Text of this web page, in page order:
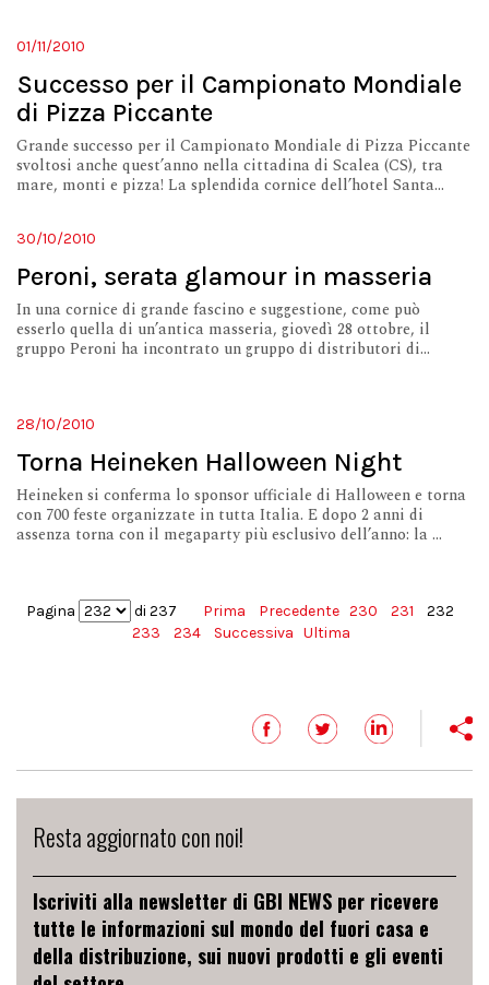
01/11/2010
Successo per il Campionato Mondiale
di Pizza Piccante
Grande successo per il Campionato Mondiale di Pizza Piccante
svoltosi anche quest’anno nella cittadina di Scalea (CS), tra
mare, monti e pizza! La splendida cornice dell’hotel Santa...
30/10/2010
Peroni, serata glamour in masseria
In una cornice di grande fascino e suggestione, come può
esserlo quella di un’antica masseria, giovedì 28 ottobre, il
gruppo Peroni ha incontrato un gruppo di distributori di...
28/10/2010
Torna Heineken Halloween Night
Heineken si conferma lo sponsor ufficiale di Halloween e torna
con 700 feste organizzate in tutta Italia. E dopo 2 anni di
assenza torna con il megaparty più esclusivo dell’anno: la ...
Pagina di 237 Prima Precedente 230 231
232
233
234 Successiva Ultima
Resta aggiornato con noi!
Iscriviti alla newsletter di GBI NEWS per ricevere
tutte le informazioni sul mondo del fuori casa e
della distribuzione, sui nuovi prodotti e gli eventi